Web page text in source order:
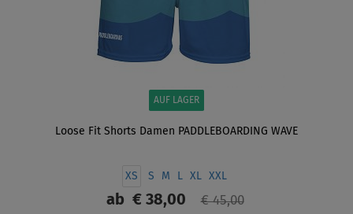
AUF LAGER
Loose Fit Shorts Damen PADDLEBOARDING WAVE
XS S M L XL XXL
ab€ 38,00 € 45,00